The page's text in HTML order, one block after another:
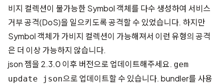
비지 컬렉션이 불가능한 Symbol 객체를 다수 생성하여 서비스
거부 공격(DoS)을 일으키도록 공격할 수 있었습니다. 하지만
Symbol 객체가 가비지 컬렉션이 가능해져서 이런 유형의 공격
은 더 이상 가능하지 않습니다.
json 젬을 2.3.0 이후 버전으로 업데이트해주세요. gem
update json으로 업데이트할 수 있습니다. bundler를 사용